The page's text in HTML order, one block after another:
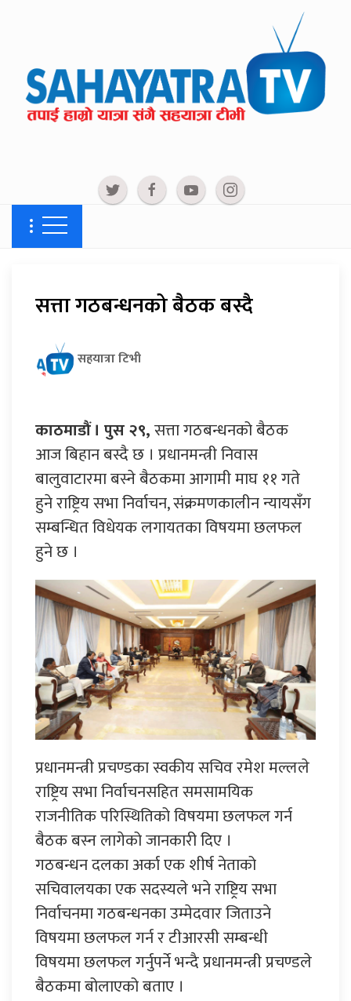
सत्ता गठबन्धनको बैठक बस्दै
सहयात्रा टिभी
काठमाडौं । पुस २९,सत्ता गठबन्धनको बैठक
आज बिहान बस्दै छ । प्रधानमन्त्री निवास
बालुवाटारमा बस्ने बैठकमा आगामी माघ ११ गते
हुने राष्ट्रिय सभा निर्वाचन, संक्रमणकालीन न्यायसँग
सम्बन्धित विधेयक लगायतका विषयमा छलफल
हुने छ ।
प्रधानमन्त्री प्रचण्डका स्वकीय सचिव रमेश मल्लले
राष्ट्रिय सभा निर्वाचनसहित समसामयिक
राजनीतिक परिस्थितिको विषयमा छलफल गर्न
बैठक बस्न लागेको जानकारी दिए ।
गठबन्धन दलका अर्का एक शीर्ष नेताको
सचिवालयका एक सदस्यले भने राष्ट्रिय सभा
निर्वाचनमा गठबन्धनका उम्मेदवार जिताउने
विषयमा छलफल गर्न र टीआरसी सम्बन्धी
विषयमा छलफल गर्नुपर्ने भन्दै प्रधानमन्त्री प्रचण्डले
बैठकमा बोलाएको बताए ।